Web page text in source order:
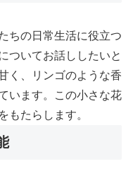
ちの日常生活に役立つ
ついてお話ししたいと
く、リンゴのような香
います。この小さな花
もたらします。